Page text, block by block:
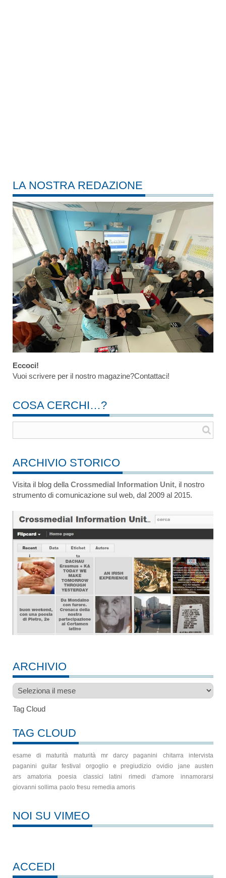
LA NOSTRA REDAZIONE
Eccoci!
Vuoi scrivere per il nostro magazine?Contattaci!
COSA CERCHI…?
ARCHIVIO STORICO
Visita il blog della Crossmedial Information Unit, il nostro
strumento di comunicazione sul web, dal 2009 al 2015.
ARCHIVIO
Archivio
Tag Cloud
TAG CLOUD
esame di maturità maturità mr darcy paganini chitarra
intervista
paganini guitar festival
orgoglio e pregiudizio ovidio
jane austen
ars amatoria
poesia classici latini rimedi d'amore
innamorarsi
giovanni sollima paolo fresu remedia amoris
NOI SU VIMEO
ACCEDI